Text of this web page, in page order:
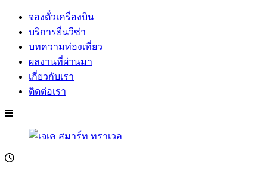
จองตั๋วเครื่องบิน
บริการยื่นวีซ่า
บทความท่องเที่ยว
ผลงานที่ผ่านมา
เกี่ยวกับเรา
ติดต่อเรา